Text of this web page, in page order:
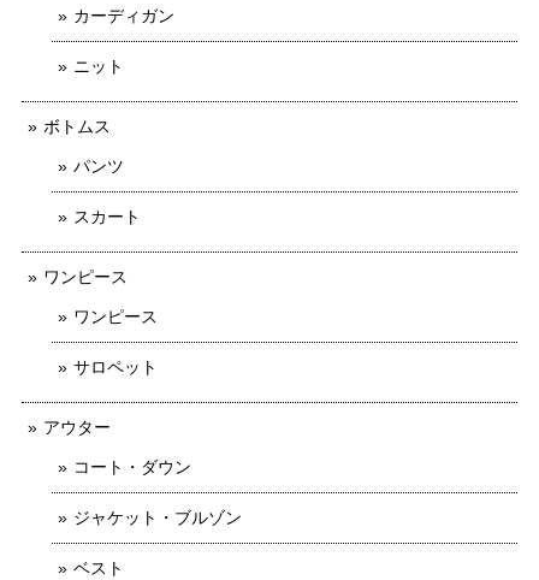
カーディガン
ニット
ボトムス
パンツ
スカート
ワンピース
ワンピース
サロペット
アウター
コート・ダウン
ジャケット・ブルゾン
ベスト